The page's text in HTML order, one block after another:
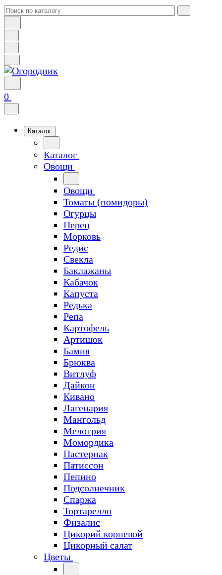
0
Каталог
Каталог
Овощи
Овощи
Томаты (помидоры)
Огурцы
Перец
Морковь
Редис
Свекла
Баклажаны
Кабачок
Капуста
Редька
Репа
Картофель
Артишок
Бамия
Брюква
Витлуф
Дайкон
Кивано
Лагенария
Мангольд
Мелотрия
Момордика
Пастернак
Патиссон
Пепино
Подсолнечник
Спаржа
Тортарелло
Физалис
Цикорий корневой
Цикорный салат
Цветы